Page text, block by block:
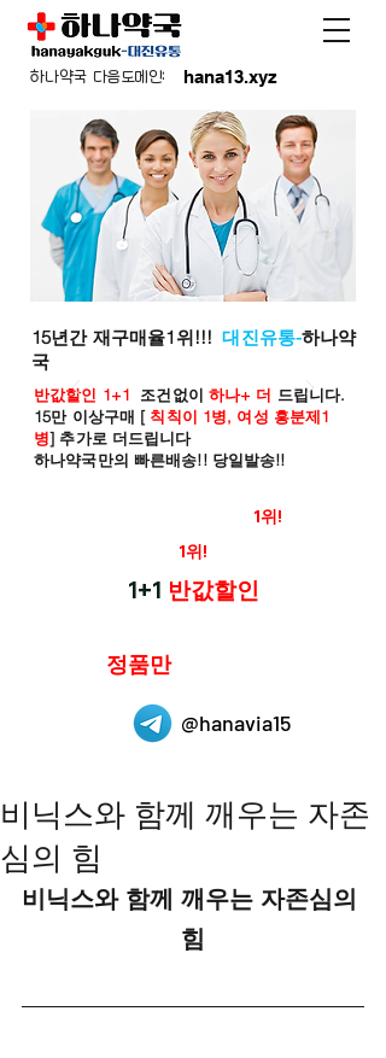
hana13.xyz
하나약국 다음도메인:
15년간 재구매율1위!!!대진유통-하나약
국
반값할인 1+1 조건없이 하나+ 더 드립니다.
15만 이상구매 [ 칙칙이 1병, 여성 흥분제1
병] 추가로 더드립니다
하나약국만의 빠른배송!! 당일발송!!
1위!
1위!
1+1 반값할인
정품만
@hanavia15
비닉스와 함께 깨우는 자존
심의 힘
비닉스와 함께 깨우는 자존심의
힘